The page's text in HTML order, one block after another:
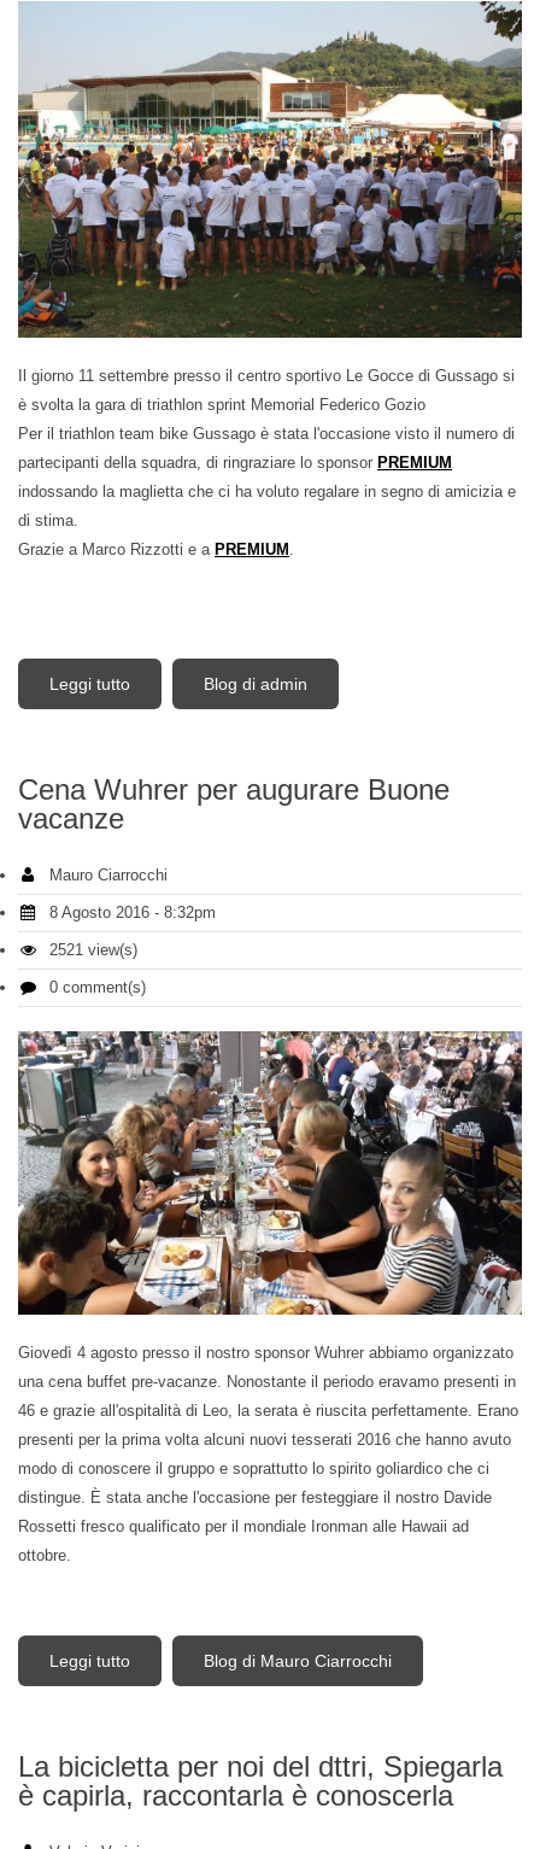
Il giorno 11 settembre presso il centro sportivo Le Gocce di Gussago si
è svolta la gara di triathlon sprint Memorial Federico Gozio
Per il triathlon team bike Gussago è stata l'occasione visto il numero di
partecipanti della squadra, di ringraziare lo sponsor PREMIUM
indossando la maglietta che ci ha voluto regalare in segno di amicizia e
di stima.
Grazie a Marco Rizzotti e a PREMIUM .
Leggi tutto su Uno speciale ringraziamento a Premium per lo
splendido regalo
Blog di admin
Cena Wuhrer per augurare Buone
vacanze
Mauro Ciarrocchi
8 Agosto 2016 - 8:32pm
2521 view(s)
0 comment(s)
Giovedì 4 agosto presso il nostro sponsor Wuhrer abbiamo organizzato
una cena buffet pre-vacanze. Nonostante il periodo eravamo presenti in
46 e grazie all'ospitalità di Leo, la serata è riuscita perfettamente. Erano
presenti per la prima volta alcuni nuovi tesserati 2016 che hanno avuto
modo di conoscere il gruppo e soprattutto lo spirito goliardico che ci
distingue. È stata anche l'occasione per festeggiare il nostro Davide
Rossetti fresco qualificato per il mondiale Ironman alle Hawaii ad
ottobre.
Leggi tutto su Cena Wuhrer per augurare Buone vacanze
Blog di Mauro Ciarrocchi
La bicicletta per noi del dttri, Spiegarla
è capirla, raccontarla è conoscerla